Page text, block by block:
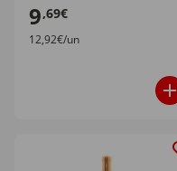
9,69€
12,92€/un